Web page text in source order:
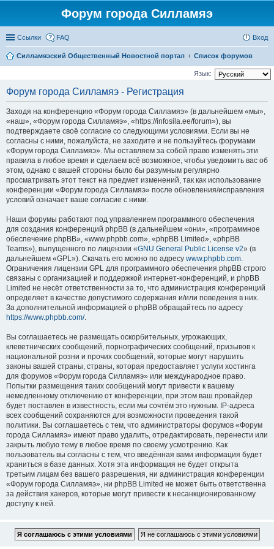
Форум города Силламяэ
Ссылки FAQ Вход
Силламяэский Общественный Новостной портал Список форумов
Язык:
Форум города Силламяэ - Регистрация
Заходя на конференцию «Форум города Силламяэ» (в дальнейшем «мы»,
«наш», «Форум города Силламяэ», «https://infosila.ee/forum»), вы
подтверждаете своё согласие со следующими условиями. Если вы не
согласны с ними, пожалуйста, не заходите и не пользуйтесь форумами
«Форум города Силламяэ». Мы оставляем за собой право изменять эти
правила в любое время и сделаем всё возможное, чтобы уведомить вас об
этом, однако с вашей стороны было бы разумным регулярно
просматривать этот текст на предмет изменений, так как использование
конференции «Форум города Силламяэ» после обновления/исправления
условий означает ваше согласие с ними.
Наши форумы работают под управлением программного обеспечения
для создания конференций phpBB (в дальнейшем «они», «программное
обеспечение phpBB», «www.phpbb.com», «phpBB Limited», «phpBB
Teams»), выпущенного по лицензии «GNU General Public License v2» (в
дальнейшем «GPL»). Скачать его можно по адресу www.phpbb.com.
Ограничения лицензии GPL для программного обеспечения phpBB строго
связаны с организацией и поддержкой интернет-конференций, и phpBB
Limited не несёт ответственности за то, что администрация конференций
определяет в качестве допустимого содержания и/или поведения в них.
За дополнительной информацией о phpBB обращайтесь по адресу
https://www.phpbb.com/.
Вы соглашаетесь не размещать оскорбительных, угрожающих,
клеветнических сообщений, порнографических сообщений, призывов к
национальной розни и прочих сообщений, которые могут нарушить
законы вашей страны, страны, которая предоставляет услуги хостинга
для форумов «Форум города Силламяэ» или международное право.
Попытки размещения таких сообщений могут привести к вашему
немедленному отключению от конференции, при этом ваш провайдер
будет поставлен в известность, если мы сочтём это нужным. IP-адреса
всех сообщений сохраняются для возможности проведения такой
политики. Вы соглашаетесь с тем, что администраторы форумов «Форум
города Силламяэ» имеют право удалить, отредактировать, перенести или
закрыть любую тему в любое время по своему усмотрению. Как
пользователь вы согласны с тем, что введённая вами информация будет
храниться в базе данных. Хотя эта информация не будет открыта
третьим лицам без вашего разрешения, ни администрация конференции
«Форум города Силламяэ», ни phpBB Limited не может быть ответственна
за действия хакеров, которые могут привести к несанкционированному
доступу к ней.